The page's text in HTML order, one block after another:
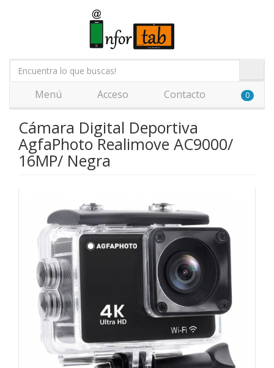
Menú Acceso Contacto 0
Cámara Digital Deportiva
AgfaPhoto Realimove AC9000/
16MP/ Negra